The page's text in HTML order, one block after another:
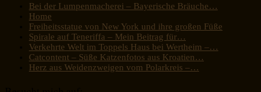
Bei der Lumpenmacherei – Bayerische Bräuche…
Home
Freiheitsstatue von New York und ihre großen Füße
Spirale auf Teneriffa – Mein Beitrag für…
Verkehrte Welt im Toppels Haus bei Wertheim –…
Catcontent – Süße Katzenfotos aus Kroatien…
Herz aus Weidenzweigen vom Polarkreis –…